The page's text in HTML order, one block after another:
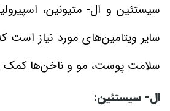
سیستئین و ال- متیونین،
سایر ویتامین‌های مورد نیاز
سلامت پوست، مو و ناخن‌ها کمک
ال- سیستئین: